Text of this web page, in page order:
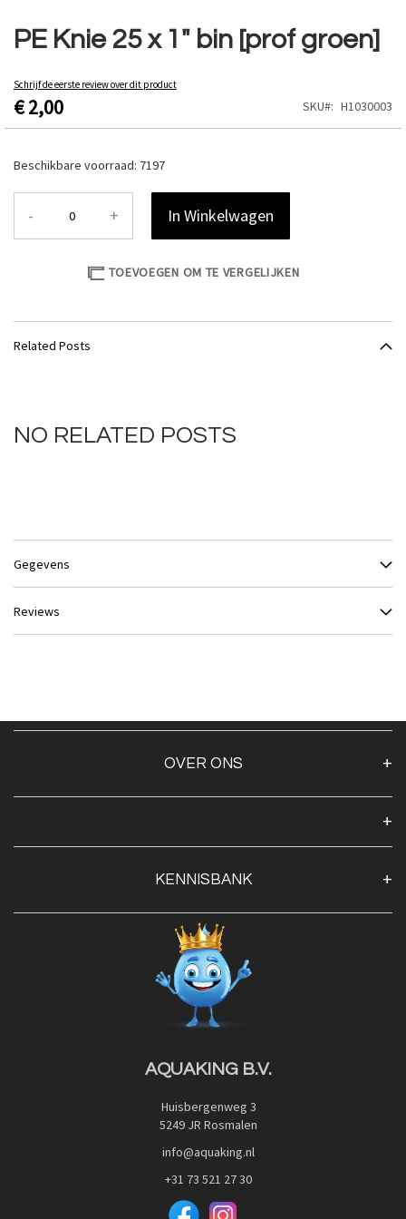
PE Knie 25 x 1" bin [prof groen]
Schrijf de eerste review over dit product
€ 2,00 SKU H1030003
Beschikbare voorraad: 7197
- + In Winkelwagen
TOEVOEGEN OM TE VERGELIJKEN
naar
het
van
de
afbeeldingen-
Related Posts
NO RELATED POSTS
Gegevens
Reviews
OVER ONS
Openingstijden
Contact
Privacy Policy
Veilig betalen met:
KENNISBANK
Blog
Advies
Red Label Filter Series
Nishikigoi-Ô
JPD Japan Pet Design
AQUAKING B.V.
Huisbergenweg 3
5249 JR Rosmalen
info@aquaking.nl
+31 73 521 27 30